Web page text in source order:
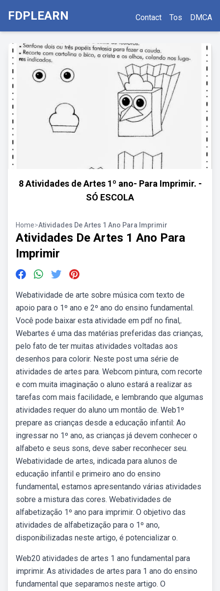
FDPLEARN Contact Tos DMCA
8 Atividades de Artes 1º ano- Para Imprimir. -
SÓ ESCOLA
Home>Atividades De Artes 1 Ano Para Imprimir
Atividades De Artes 1 Ano Para
Imprimir
Webatividade de arte sobre música com texto de
apoio para o 1º ano e 2º ano do ensino fundamental.
Você pode baixar esta atividade em pdf no final,.
Webartes é uma das matérias preferidas das crianças,
pelo fato de ter muitas atividades voltadas aos
desenhos para colorir. Neste post uma série de
atividades de artes para. Webcom pintura, com recorte
e com muita imaginação o aluno estará a realizar as
tarefas com mais facilidade, e lembrando que algumas
atividades requer do aluno um montão de. Web1º
prepare as crianças desde a educação infantil: Ao
ingressar no 1º ano, as crianças já devem conhecer o
alfabeto e seus sons, deve saber reconhecer seu.
Webatividade de artes, indicada para alunos de
educação infantil e primeiro ano do ensino
fundamental, estamos apresentando várias atividades
sobre a mistura das cores. Webatividades de
alfabetização 1º ano para imprimir. O objetivo das
atividades de alfabetização para o 1º ano,
disponibilizadas neste artigo, é potencializar o.
Web20 atividades de artes 1 ano fundamental para
imprimir. As atividades de artes para 1 ano do ensino
fundamental que separamos neste artigo. O